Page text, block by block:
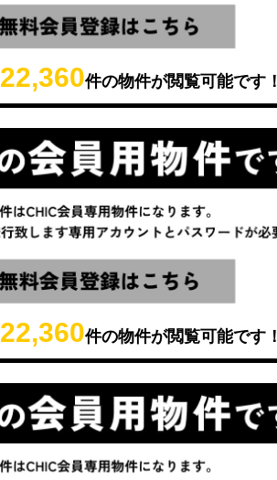
22,360件の物件が閲覧可能です！
22,360件の物件が閲覧可能です！